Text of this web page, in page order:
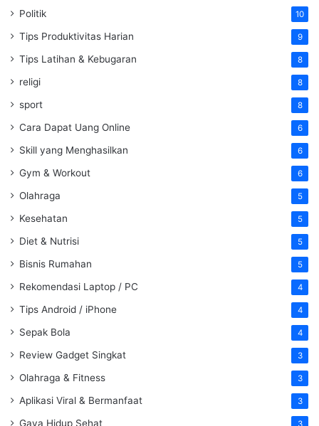
Politik 10
Tips Produktivitas Harian 9
Tips Latihan & Kebugaran 8
religi 8
sport 8
Cara Dapat Uang Online 6
Skill yang Menghasilkan 6
Gym & Workout 6
Olahraga 5
Kesehatan 5
Diet & Nutrisi 5
Bisnis Rumahan 5
Rekomendasi Laptop / PC 4
Tips Android / iPhone 4
Sepak Bola 4
Review Gadget Singkat 3
Olahraga & Fitness 3
Aplikasi Viral & Bermanfaat 3
Gaya Hidup Sehat 3